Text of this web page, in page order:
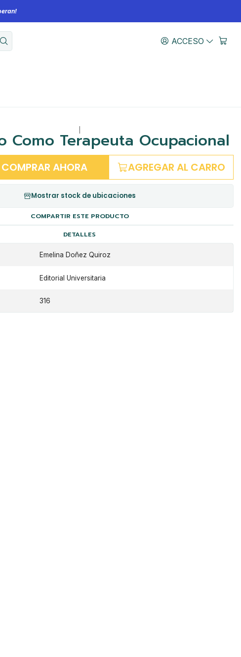
ACCESO
Como Terapeuta Ocupacional
AGREGAR AL CARRO
COMPRAR AHORA
Mostrar stock de ubicaciones
COMPARTIR ESTE PRODUCTO
DETALLES
Emelina Doñez Quiroz
Editorial Universitaria
316